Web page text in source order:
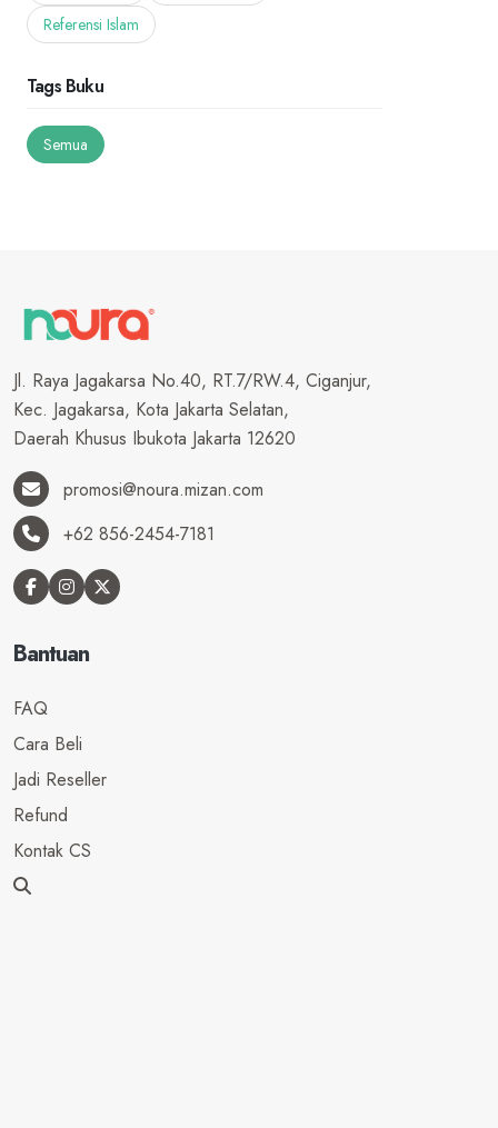
Referensi Islam
Tags Buku
Semua
Jl. Raya Jagakarsa No.40, RT.7/RW.4, Ciganjur,
Kec. Jagakarsa, Kota Jakarta Selatan,
Daerah Khusus Ibukota Jakarta 12620
promosi@noura.mizan.com
+62 856-2454-7181
Bantuan
FAQ
Cara Beli
Jadi Reseller
Refund
Kontak CS